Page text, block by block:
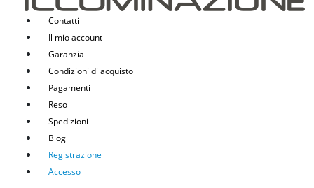
Contatti
Il mio account
Garanzia
Condizioni di acquisto
Pagamenti
Reso
Spedizioni
Blog
Registrazione
Accesso